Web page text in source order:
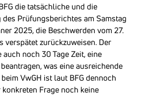
die tatsächliche und die
Prüfungsberichtes am Samstag
2025, die Beschwerden vom 27.
verspätet zurückzuweisen. Der
noch 30 Tage Zeit, eine
was eine ausreichende
VwGH ist laut BFG dennoch
Frage noch keine